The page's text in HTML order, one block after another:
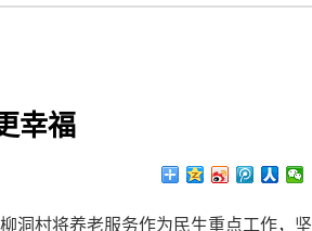
幸福
村将养老服务作为民生重点工作，坚